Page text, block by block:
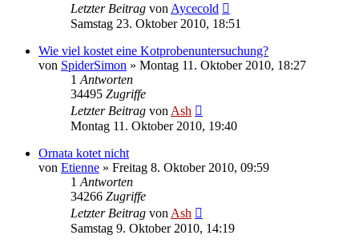
Letzter Beitrag von Aycecold
Samstag 23. Oktober 2010, 18:51
Wie viel kostet eine Kotprobenuntersuchung?
von SpiderSimon » Montag 11. Oktober 2010, 18:27
1 Antworten
34495 Zugriffe
Letzter Beitrag von Ash
Montag 11. Oktober 2010, 19:40
Ornata kotet nicht
von Etienne » Freitag 8. Oktober 2010, 09:59
1 Antworten
34266 Zugriffe
Letzter Beitrag von Ash
Samstag 9. Oktober 2010, 14:19